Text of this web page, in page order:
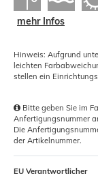
mehr Infos
Hinweis: Aufgrund
leichten
stellen ein
Bitte geben Sie im
Anfertigungsnummer
Die
der Artikelnummer.
EU Verantwortlicher